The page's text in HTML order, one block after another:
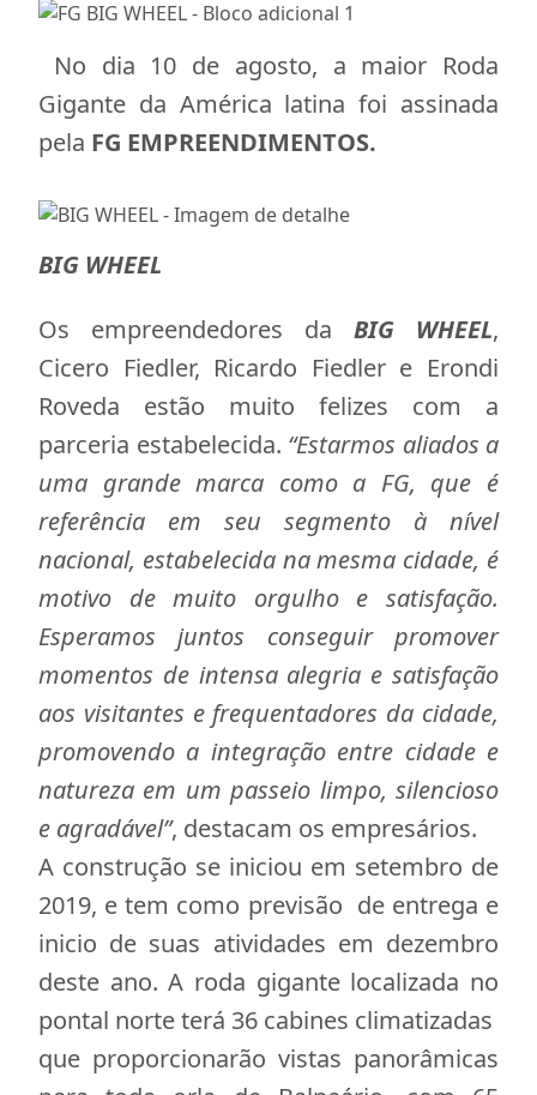
No dia 10 de agosto, a maior Roda
Gigante da América latina foi assinada
pela FG EMPREENDIMENTOS.
BIG WHEEL
Os empreendedores da BIG WHEEL,
Cicero Fiedler, Ricardo Fiedler e Erondi
Roveda estão muito felizes com a
parceria estabelecida. “Estarmos aliados a
uma grande marca como a FG, que é
referência em seu segmento à nível
nacional, estabelecida na mesma cidade, é
motivo de muito orgulho e satisfação.
Esperamos juntos conseguir promover
momentos de intensa alegria e satisfação
aos visitantes e frequentadores da cidade,
promovendo a integração entre cidade e
natureza em um passeio limpo, silencioso
e agradável”, destacam os empresários.
A construção se iniciou em setembro de
2019, e tem como previsão de entrega e
inicio de suas atividades em dezembro
deste ano. A roda gigante localizada no
pontal norte terá 36 cabines climatizadas
que proporcionarão vistas panorâmicas